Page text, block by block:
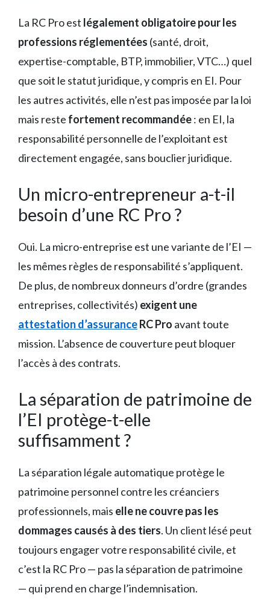
La RC Pro est légalement obligatoire pour les
professions réglementées (santé, droit,
expertise-comptable, BTP, immobilier, VTC…) quel
que soit le statut juridique, y compris en EI. Pour
les autres activités, elle n’est pas imposée par la loi
mais reste fortement recommandée: en EI, la
responsabilité personnelle de l’exploitant est
directement engagée, sans bouclier juridique.
Un micro-entrepreneur a-t-il
besoin d’une RC Pro ?
Oui. La micro-entreprise est une variante de l’EI —
les mêmes règles de responsabilité s’appliquent.
De plus, de nombreux donneurs d’ordre (grandes
entreprises, collectivités) exigent une
attestation d’assuranceRC Pro avant toute
mission. L’absence de couverture peut bloquer
l’accès à des contrats.
La séparation de patrimoine de
l’EI protège-t-elle
suffisamment ?
La séparation légale automatique protège le
patrimoine personnel contre les créanciers
professionnels, mais elle ne couvre pas les
dommages causés à des tiers. Un client lésé peut
toujours engager votre responsabilité civile, et
c’est la RC Pro — pas la séparation de patrimoine
— qui prend en charge l’indemnisation.